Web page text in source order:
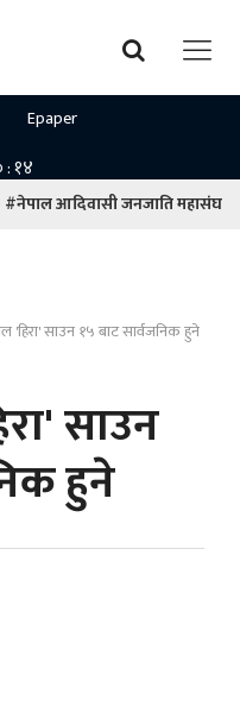
Epaper
#नेपाल आदिवासी जनजाति महासंघ
'हिरा' साउन १५ बाट सार्वजनिक हुने
साउन
हुने